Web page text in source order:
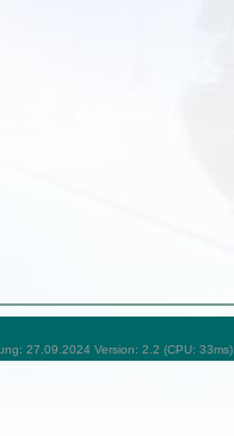
27.09.2024 Version: 2.2 (CPU: 33ms)